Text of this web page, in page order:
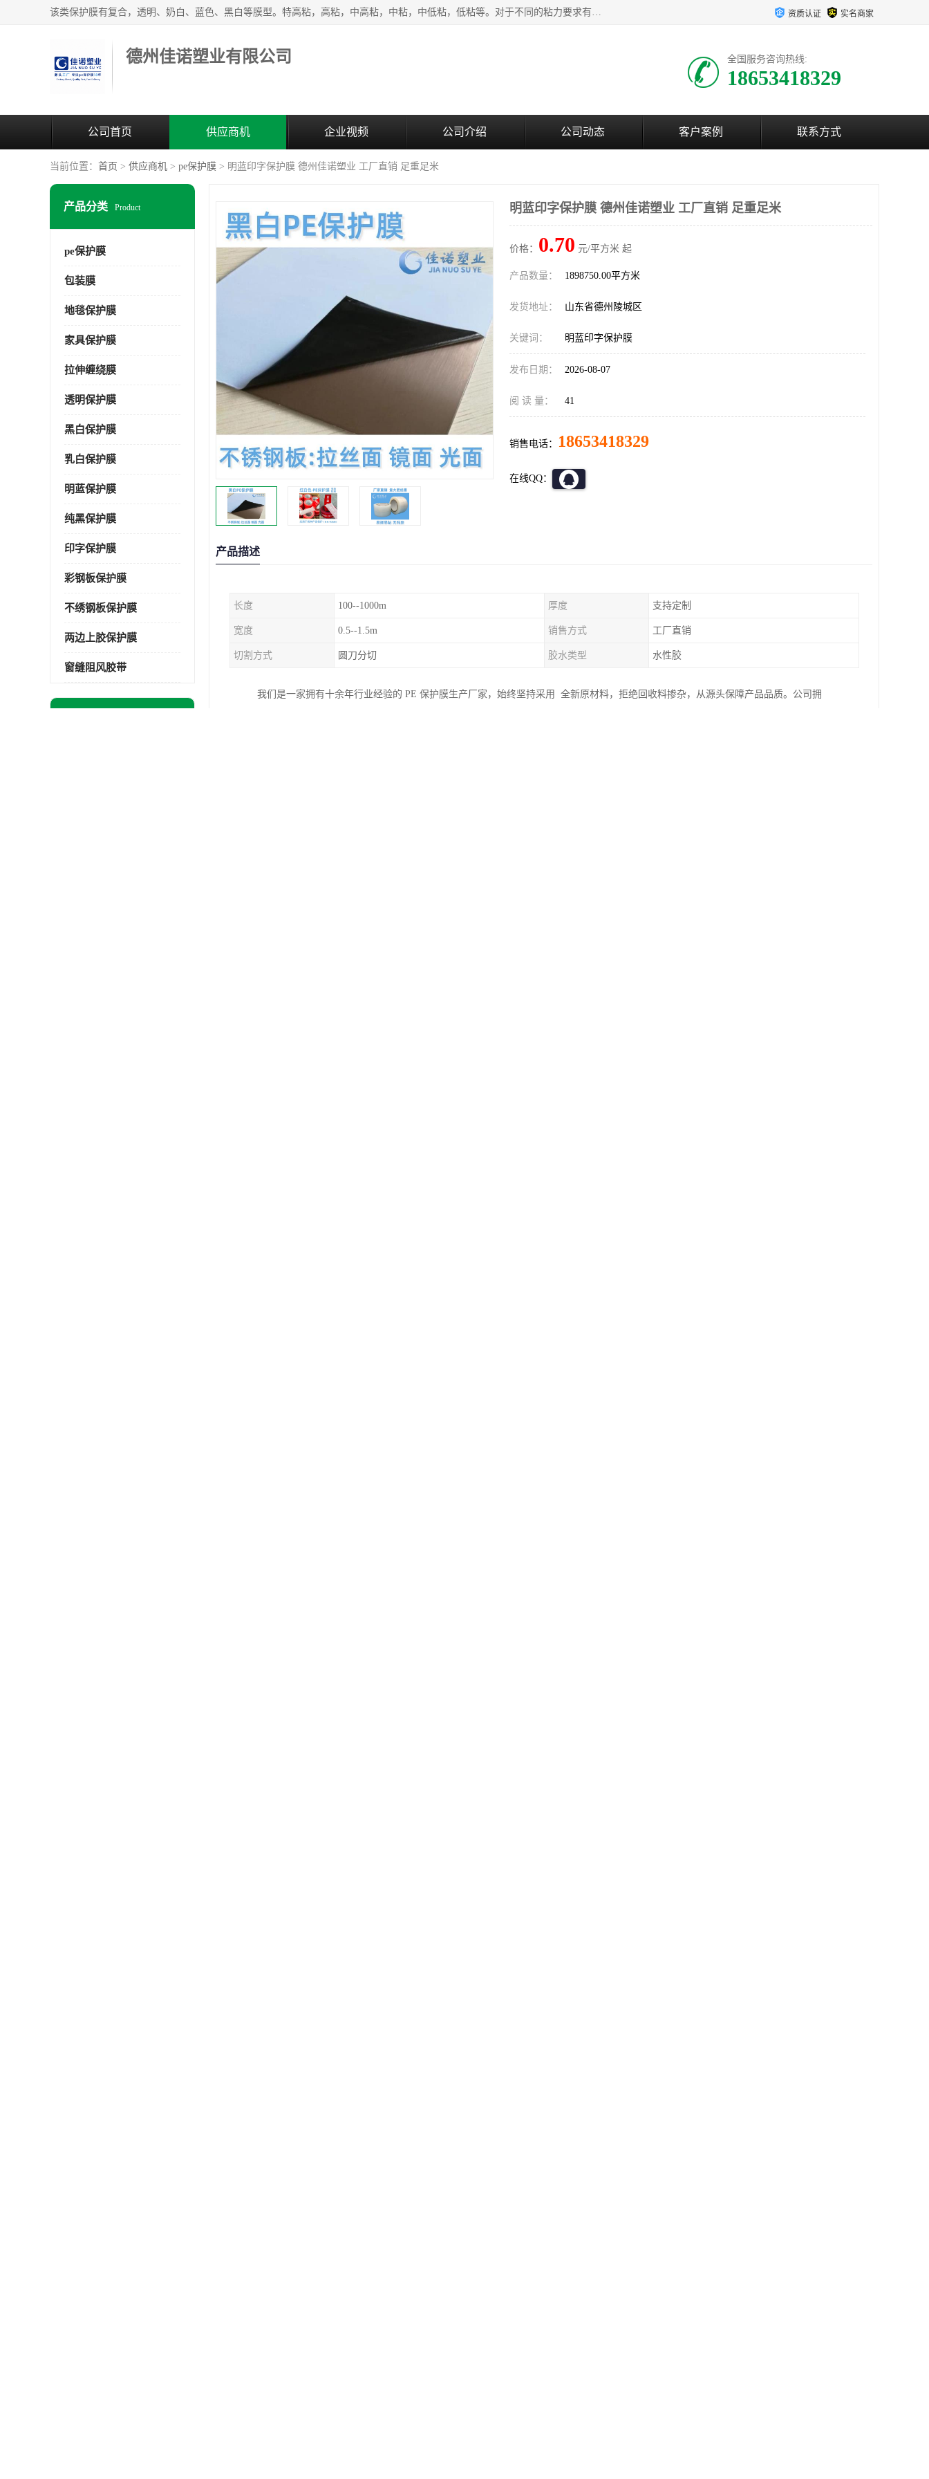
该类保护膜有复合，透明、奶白、蓝色、黑白等膜型。特高粘，高粘，中高粘，中粘，中低粘，低粘等。对于不同的粘力要求有相应的产品相适配。无胶渍残留污染。在较宽的收卷幅度下平整无皱纹，收卷长度大，利于机械化及自动化施工粘贴。为您的产品提供的表面保护解决方案。 产品广泛适用于：铝材、不锈钢、金属、塑料、电子、家电、家具、玻璃、化工材料、装饰材料等。 资质认证 实名商家
德州佳诺塑业有限公司 全国服务咨询热线:
18653418329
公司首页 供应商机 企业视频 公司介绍 公司动态 客户案例 联系方式
当前位置： 首页 > 供应商机 > pe保护膜 > 明蓝印字保护膜 德州佳诺塑业 工厂直销 足重足米
产品分类 Product
pe保护膜
包装膜
地毯保护膜
家具保护膜
拉伸缠绕膜
透明保护膜
黑白保护膜
乳白保护膜
明蓝保护膜
纯黑保护膜
印字保护膜
彩钢板保护膜
不绣钢板保护膜
两边上胶保护膜
窗缝阻风胶带
明蓝印字保护膜 德州佳诺塑业 工厂直销 足重足米
价格： 0.70 元/平方米 起
产品数量： 1898750.00平方米
发货地址： 山东省德州陵城区
关键词： 明蓝印字保护膜
发布日期： 2026-08-07
阅 读 量： 41
销售电话： 18653418329
在线QQ：
产品描述
长度 100--1000m 厚度 支持定制
宽度 0.5--1.5m 销售方式 工厂直销
切割方式 圆刀分切 胶水类型 水性胶
我们是一家拥有十余年行业经验的 PE 保护膜生产厂家，始终坚持采用 全新原材料，拒绝回收料掺杂，从源头保障产品品质。公司拥